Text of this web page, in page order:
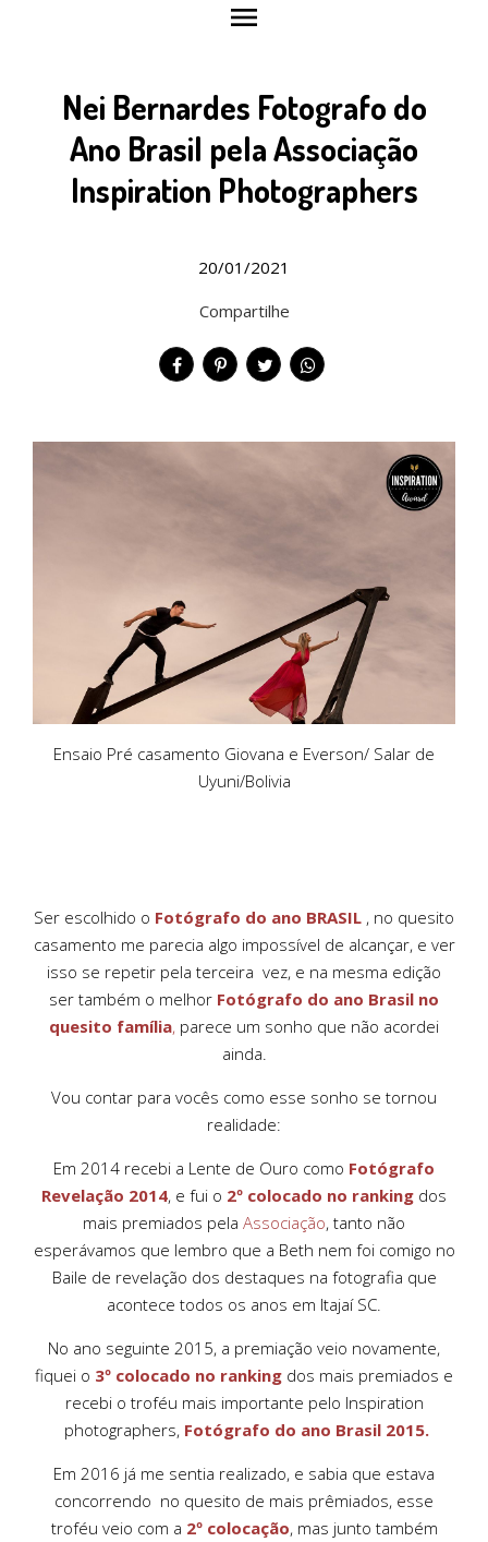
menu
Nei Bernardes Fotografo do
Ano Brasil pela Associação
Inspiration Photographers
20/01/2021
Compartilhe
Ensaio Pré casamento Giovana e Everson/ Salar de
Uyuni/Bolivia
Ser escolhido o Fotógrafo do ano BRASIL , no quesito
casamento me parecia algo impossível de alcançar, e ver
isso se repetir pela terceira vez, e na mesma edição
ser também o melhor Fotógrafo do ano Brasil no
quesito família, parece um sonho que não acordei
ainda.
Vou contar para vocês como esse sonho se tornou
realidade:
Em 2014 recebi a Lente de Ouro como Fotógrafo
Revelação 2014, e fui o 2º colocado no ranking dos
mais premiados pela Associação, tanto não
esperávamos que lembro que a Beth nem foi comigo no
Baile de revelação dos destaques na fotografia que
acontece todos os anos em Itajaí SC.
No ano seguinte 2015, a premiação veio novamente,
fiquei o 3º colocado no ranking dos mais premiados e
recebi o troféu mais importante pelo Inspiration
photographers, Fotógrafo do ano Brasil 2015.
Em 2016 já me sentia realizado, e sabia que estava
concorrendo no quesito de mais prêmiados, esse
troféu veio com a 2º colocação, mas junto também